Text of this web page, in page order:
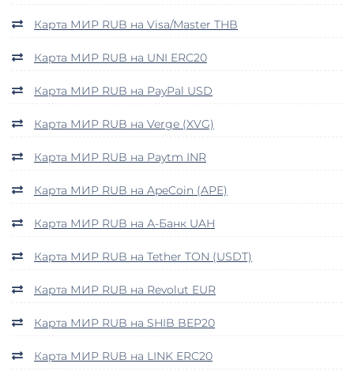
Карта МИР RUB на Visa/Master THB
Карта МИР RUB на UNI ERC20
Карта МИР RUB на PayPal USD
Карта МИР RUB на Verge (XVG)
Карта МИР RUB на Paytm INR
Карта МИР RUB на ApeCoin (APE)
Карта МИР RUB на А-Банк UAH
Карта МИР RUB на Tether TON (USDT)
Карта МИР RUB на Revolut EUR
Карта МИР RUB на SHIB BEP20
Карта МИР RUB на LINK ERC20